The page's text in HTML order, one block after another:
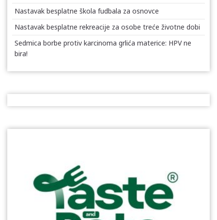
Nastavak besplatne škola fudbala za osnovce
Nastavak besplatne rekreacije za osobe treće životne dobi
Sedmica borbe protiv karcinoma grlića materice: HPV ne
bira!